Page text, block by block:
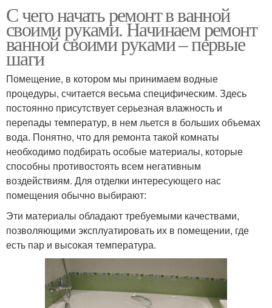
С чего начать ремонт в ванной
своими руками. Начинаем ремонт
ванной своими руками – первые
шаги
Помещение, в котором мы принимаем водные
процедуры, считается весьма специфическим. Здесь
постоянно присутствует серьезная влажность и
перепады температур, в нем льется в больших объемах
вода. Понятно, что для ремонта такой комнаты
необходимо подбирать особые материалы, которые
способны противостоять всем негативным
воздействиям. Для отделки интересующего нас
помещения обычно выбирают:
Эти материалы обладают требуемыми качествами,
позволяющими эксплуатировать их в помещении, где
есть пар и высокая температура.